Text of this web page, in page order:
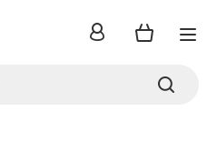
se